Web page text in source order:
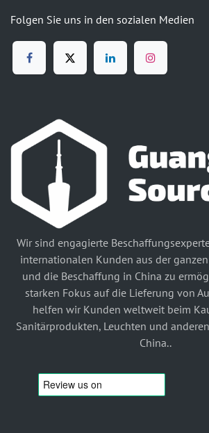
Folgen Sie uns in den sozialen Medien
Wir sind engagierte
internationalen Kunden aus der
und die Beschaffung in China zu
starken Fokus auf die Lieferung von
helfen wir Kunden weltweit beim
Sanitärprodukten, Leuchten und
China..